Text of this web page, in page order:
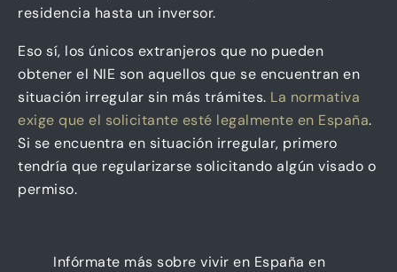
residencia hasta un inversor.
Eso sí, los únicos extranjeros que no pueden
obtener el NIE son aquellos que se encuentran en
situación irregular sin más trámites. La normativa
exige que el solicitante esté legalmente en España.
Si se encuentra en situación irregular, primero
tendría que regularizarse solicitando algún visado o
permiso.
Infórmate más sobre vivir en España en